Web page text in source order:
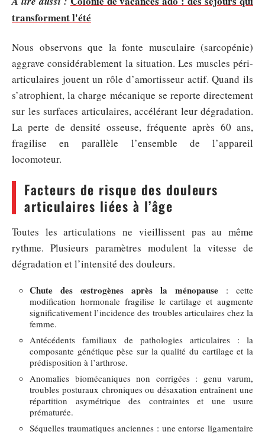
transforment l'été
Nous observons que la fonte musculaire (sarcopénie)
aggrave considérablement la situation. Les muscles péri-
articulaires jouent un rôle d’amortisseur actif. Quand ils
s’atrophient, la charge mécanique se reporte directement
sur les surfaces articulaires, accélérant leur dégradation.
La perte de densité osseuse, fréquente après 60 ans,
fragilise en parallèle l’ensemble de l’appareil
locomoteur.
Facteurs de risque des douleurs
articulaires liées à l’âge
Toutes les articulations ne vieillissent pas au même
rythme. Plusieurs paramètres modulent la vitesse de
dégradation et l’intensité des douleurs.
Chute des œstrogènes après la ménopause : cette
modification hormonale fragilise le cartilage et augmente
significativement l’incidence des troubles articulaires chez la
femme.
Antécédents familiaux de pathologies articulaires : la
composante génétique pèse sur la qualité du cartilage et la
prédisposition à l’arthrose.
Anomalies biomécaniques non corrigées : genu varum,
troubles posturaux chroniques ou désaxation entraînent une
répartition asymétrique des contraintes et une usure
prématurée.
Séquelles traumatiques anciennes : une entorse ligamentaire